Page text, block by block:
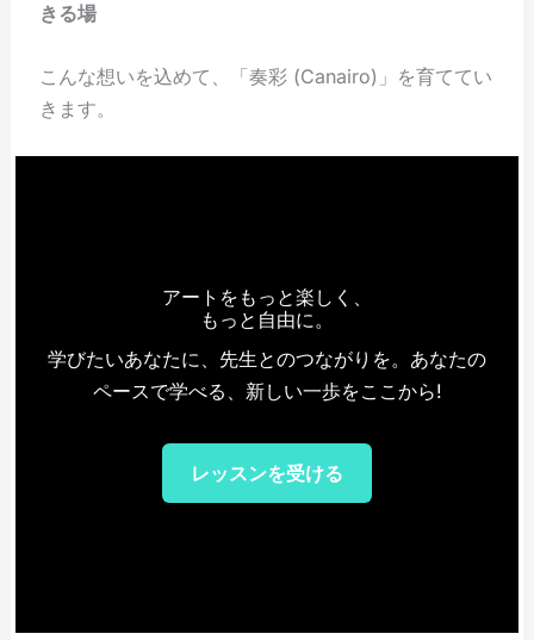
きる場
こんな想いを込めて、「奏彩 (Canairo)」を育ててい
きます。
アートをもっと楽しく、
もっと自由に。
学びたいあなたに、先生とのつながりを。あなたの
ペースで学べる、新しい一歩をここから!
レッスンを受ける